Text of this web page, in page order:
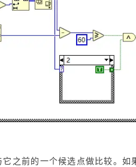
之前的一个候选点做比较。如